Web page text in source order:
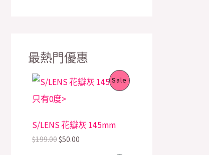
最熱門優惠
Sale P
S/LENS 花瓣灰 14.5mm
$199.00
O
r
i
g
n
a
l
$50.00
C
u
n